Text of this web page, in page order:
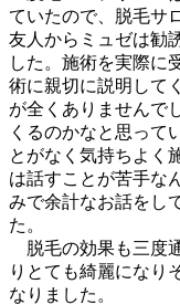
ていたので、脱毛サ
友人からミュゼは勧
した。施術を実際に
術に親切に説明して
が全くありませんで
くるのかなと思って
とがなく気持ちよく
は話すことが苦手な
みで余計なお話をし
た。
脱毛の効果も三度
りとても綺麗になり
なりました。